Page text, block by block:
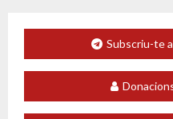
Subscriu-te